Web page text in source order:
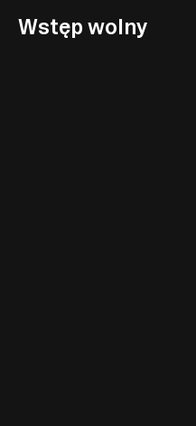
Wstęp wolny